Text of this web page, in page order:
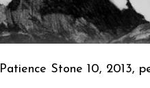
Patience Stone 10, 2013,